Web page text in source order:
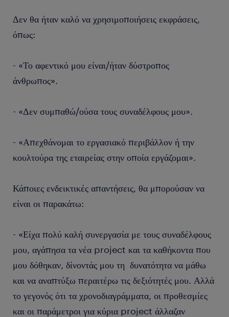
Δεν θα ήταν καλό να χρησιμοποιήσεις εκφράσεις,
όπως:
- «Το αφεντικό μου είναι/ήταν δύστροπος
άνθρωπος».
- «Δεν συμπαθώ/ούσα τους συναδέλφους μου».
- «Απεχθάνομαι το εργασιακό περιβάλλον ή την
κουλτούρα της εταιρείας στην οποία εργάζομαι».
Κάποιες ενδεικτικές απαντήσεις, θα μπορούσαν να
είναι οι παρακάτω:
- «Είχα πολύ καλή συνεργασία με τους συναδέλφους
μου, αγάπησα τα νέα project και τα καθήκοντα που
μου δόθηκαν, δίνοντάς μου τη δυνατότητα να μάθω
και να αναπτύξω περαιτέρω τις δεξιότητές μου. Αλλά
το γεγονός ότι τα χρονοδιαγράμματα, οι προθεσμίες
και οι παράμετροι για κύρια project άλλαζαν